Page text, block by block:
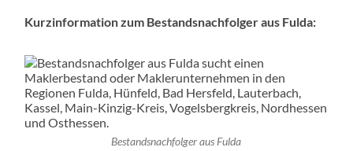
Kurzinformation zum Bestandsnachfolger aus Fulda:
Bestandsnachfolger aus Fulda